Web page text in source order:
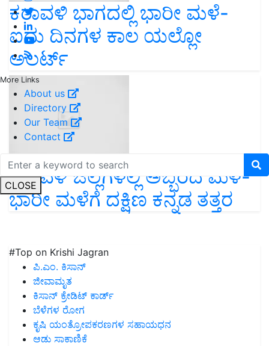
More Links
About us
Directory
Our Team
Contact
CLOSE
ಕರಾವಳಿ ಭಾಗದಲ್ಲಿ ಭಾರೀ ಮಳೆ-
ಐದು ದಿನಗಳ ಕಾಲ ಯಲ್ಲೋ
ಅಲರ್ಟ್
ಕರಾವಳಿ ಜಿಲ್ಲೆಗಳಲ್ಲಿ ಅಬ್ಬರದ ಮಳೆ-
ಭಾರೀ ಮಳೆಗೆ ದಕ್ಷಿಣ ಕನ್ನಡ ತತ್ತರ
#Top on Krishi Jagran
ಪಿ.ಎಂ. ಕಿಸಾನ್
ಜೀವಾಮೃತ
ಕಿಸಾನ್ ಕ್ರೇಡಿಟ್ ಕಾರ್ಡ್
ಬೆಳೆಗಳ ರೋಗ
ಕೃಷಿ ಯಂತ್ರೋಪಕರಣಗಳ ಸಹಾಯಧನ
ಆಡು ಸಾಕಾಣಿಕೆ